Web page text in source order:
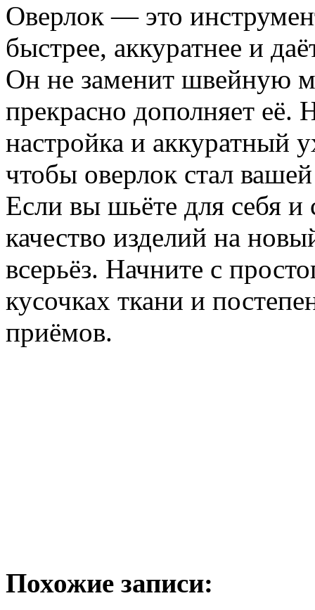
Оверлок — это
быстрее, аккуратнее и
Он не заменит швейную
прекрасно дополняет её.
настройка и аккуратный
чтобы оверлок стал
Если вы шьёте для себя и
качество изделий на
всерьёз. Начните с
кусочках ткани и
приёмов.
Похожие записи: